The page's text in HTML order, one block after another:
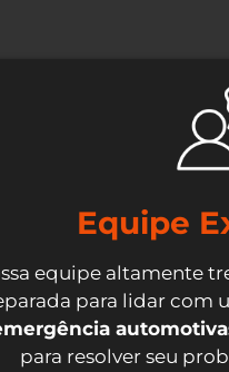
Equipe
equipe altamente
para lidar com
para resolver seu